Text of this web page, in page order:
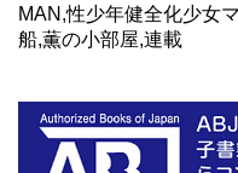
MAN,性少年健全化少女
船,薫の小部屋,連載